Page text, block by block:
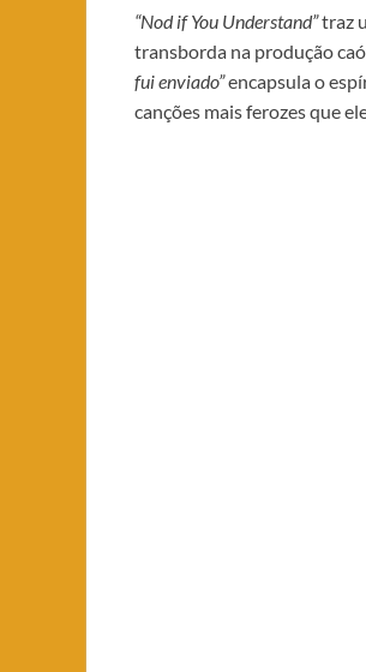
“Nod if You Understand”traz
transborda na produção
fui enviado”encapsula o
canções mais ferozes que